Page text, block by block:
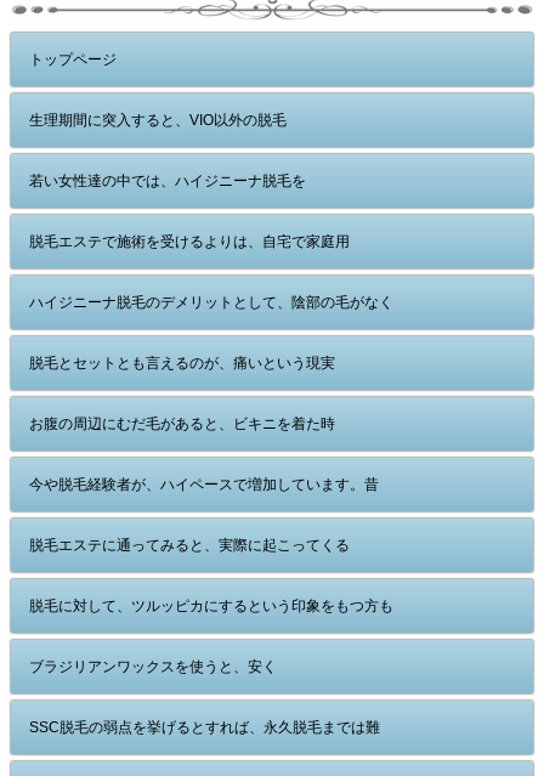
トップページ
生理期間に突入すると、VIO以外の脱毛
若い女性達の中では、ハイジニーナ脱毛を
脱毛エステで施術を受けるよりは、自宅で家庭用
ハイジニーナ脱毛のデメリットとして、陰部の毛がなく
脱毛とセットとも言えるのが、痛いという現実
お腹の周辺にむだ毛があると、ビキニを着た時
今や脱毛経験者が、ハイペースで増加しています。昔
脱毛エステに通ってみると、実際に起こってくる
脱毛に対して、ツルッピカにするという印象をもつ方も
ブラジリアンワックスを使うと、安く
SSC脱毛の弱点を挙げるとすれば、永久脱毛までは難